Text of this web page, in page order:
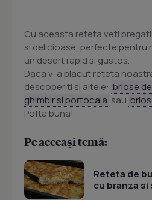
Cu aceasta reteta veti
si delicioase, perfecte pentru
un desert rapid si gustos.
Daca v-a placut reteta
descoperiti si altele: briose
ghimbir si portocala sau
Pofta buna!
Pe aceeași temă:
Reteta de
cu branza si